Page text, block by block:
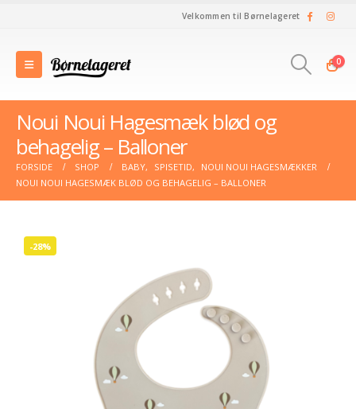
Velkommen til Børnelageret
0
Noui Noui Hagesmæk blød og
behagelig – Balloner
FORSIDE SHOP BABY, SPISETID,
NOUI NOUI HAGESMÆKKER
NOUI NOUI HAGESMÆK BLØD OG BEHAGELIG – BALLONER
-28%